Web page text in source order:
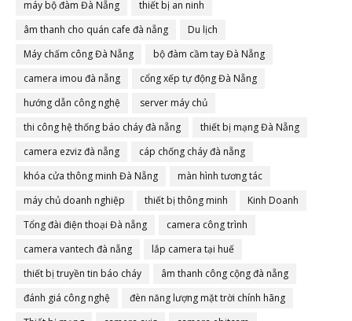
máy bộ đàm Đà Nẵng
thiết bị an ninh
âm thanh cho quán cafe đà nẵng
Du lịch
Máy chấm công Đà Nẵng
bộ đàm cầm tay Đà Nẵng
camera imou đà nẵng
cổng xếp tự động Đà Nẵng
hướng dẫn công nghệ
server máy chủ
thi công hệ thống báo cháy đà nẵng
thiết bị mạng Đà Nẵng
camera ezviz đà nẵng
cáp chống cháy đà nẵng
khóa cửa thông minh Đà Nẵng
màn hình tương tác
máy chủ doanh nghiệp
thiết bị thông minh
Kinh Doanh
Tổng đài điện thoại Đà nẵng
camera công trình
camera vantech đà nẵng
lắp camera tại huế
thiết bị truyền tin báo cháy
âm thanh công cộng đà nẵng
đánh giá công nghệ
đèn năng lượng mặt trời chính hãng